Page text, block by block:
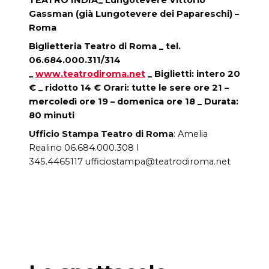
Gassman (già Lungotevere dei Papareschi) –
Roma
Biglietteria Teatro di Roma _ tel.
06.684.000.311/314
_ www.teatrodiroma.net _ Biglietti: intero 20
€ _ ridotto 14 € Orari: tutte le sere ore 21 –
mercoledì ore 19 – domenica ore 18 _ Durata:
80 minuti
Ufficio Stampa Teatro di Roma: Amelia
Realino 06.684.000.308 I
345.4465117 ufficiostampa@teatrodiroma.net